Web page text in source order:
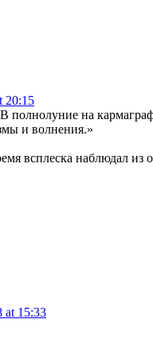
20:15
полнолуние на
и волнения.»
всплеска наблюдал из
at 15:33